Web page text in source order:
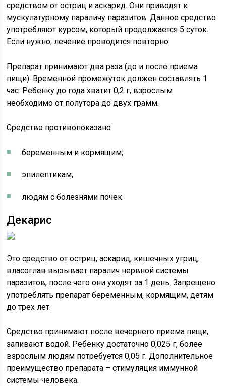
средством от остриц и аскарид. Они приводят к
мускулатурному параличу паразитов. Данное средство
употребляют курсом, который продолжается 5 суток.
Если нужно, лечение проводится повторно.
Препарат принимают два раза (до и после приема
пищи). Временной промежуток должен составлять 1
час. Ребенку до года хватит 0,2 г, взрослым
необходимо от полутора до двух грамм.
Средство противопоказано:
беременным и кормящим;
эпилептикам;
людям с болезнями почек.
Декарис
Это средство от остриц, аскарид, кишечных угриц,
власоглав вызывает паралич нервной системы
паразитов, после чего они уходят за 1 день. Запрещено
употреблять препарат беременным, кормящим, детям
до трех лет.
Средство принимают после вечернего приема пищи,
запивают водой. Ребенку достаточно 0,025 г, более
взрослым людям потребуется 0,05 г. Дополнительное
преимущество препарата – стимуляция иммунной
системы человека.